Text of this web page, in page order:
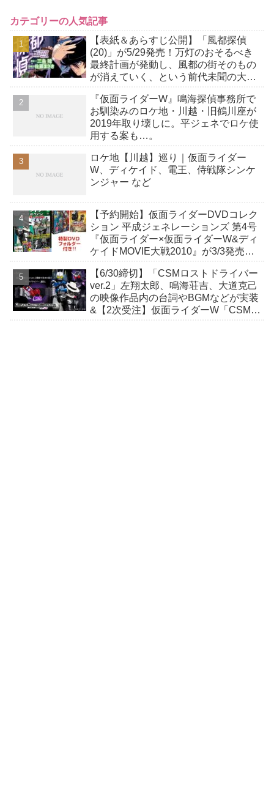
カテゴリーの人気記事
【表紙＆あらすじ公開】「風都探偵
(20)」が5/29発売！万灯のおそるべき
最終計画が発動し、風都の街そのもの
が消えていく、という前代未聞の大事
『仮面ライダーW』鳴海探偵事務所で
お馴染みのロケ地・川越・旧鶴川座が
2019年取り壊しに。平ジェネでロケ使
用する案も…。
ロケ地【川越】巡り｜仮面ライダー
W、ディケイド、電王、侍戦隊シンケ
ンジャー など
【予約開始】仮面ライダーDVDコレク
ション 平成ジェネレーションズ 第4号
『仮面ライダー×仮面ライダーW&ディ
ケイドMOVIE大戦2010』が3/3発売！
【6/30締切】「CSMロストドライバー
ver.2」左翔太郎、鳴海荘吉、大道克己
の映像作品内の台詞やBGMなどが実装
&【2次受注】仮面ライダーW「CSM